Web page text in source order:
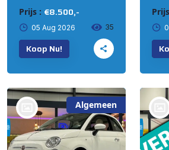
Prijs : €8.500,-
05 Aug 2026 35
Koop Nu!
Algemeen
bij @R&S Automotive
bij @R&S Automotive